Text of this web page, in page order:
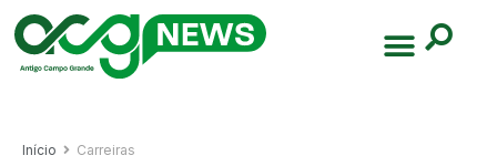
Início Carreiras